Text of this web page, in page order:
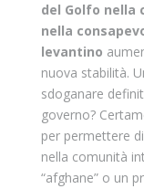
del Golfo nella
nella
levantino
nuova stabilità.
sdoganare
governo?
per permettere
nella comunità
“afghane” o un